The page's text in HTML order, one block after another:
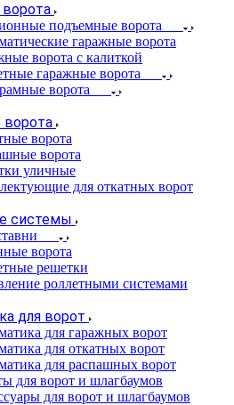
подъемные ворота
гаражные ворота
ворота с калиткой
гаражные ворота
ворота
ворота
ворота
уличные
для откатных ворот
системы
ворота
решетки
роллетными системами
для ворот
для гаражных ворот
для откатных ворот
для распашных ворот
для ворот и шлагбаумов
для ворот и шлагбаумов